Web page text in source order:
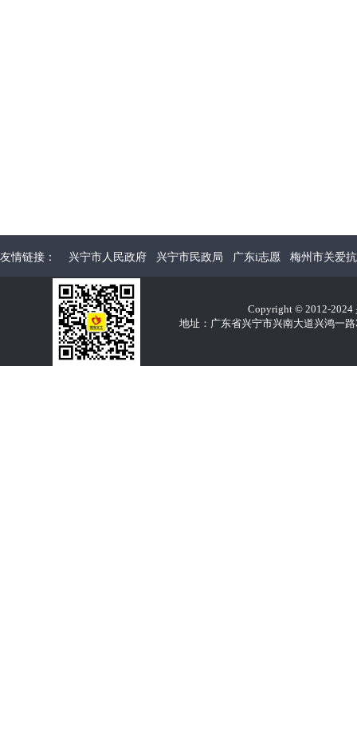
友情链接： 兴宁市人民政府 兴宁市民政局 广东i志愿 梅州市关爱
Copyright © 2012-
地址：广东省兴宁市兴南大道兴鸿一